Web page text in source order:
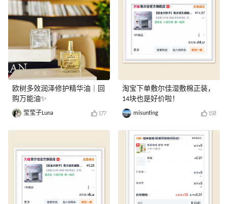
欧树多效润泽修护精华油｜回
购万能油✨
莹莹子Luna 177
淘宝下单敷尔佳湿敷棉正装，
14块也是好价啦！
misunting 158